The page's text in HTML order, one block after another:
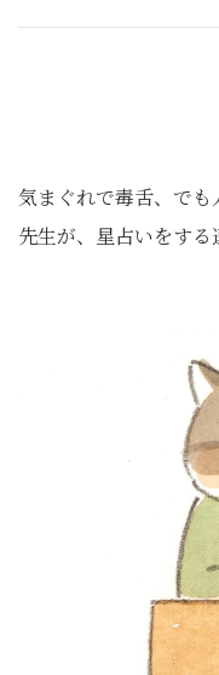
気まぐれで毒舌、で
先生が、星占いをす